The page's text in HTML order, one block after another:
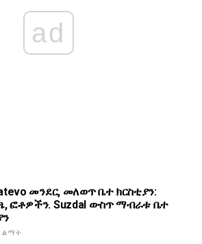
ad
መንደር, መለወጥ ቤተ ክርስቲያን:
ፎቶዎችን. Suzdal ውስጥ ማብራቱ ቤተ
ልማት